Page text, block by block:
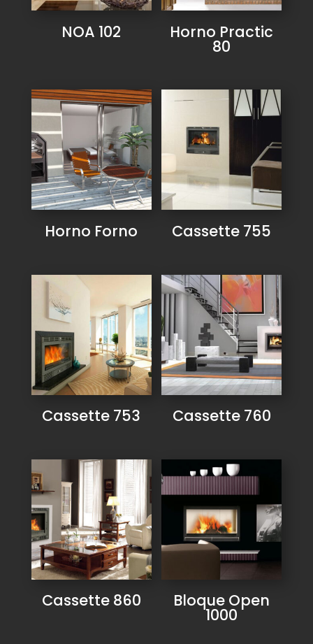
NOA 102 Horno Practic
80
Horno Forno Cassette 755
Cassette 753 Cassette 760
Cassette 860 Bloque Open
1000